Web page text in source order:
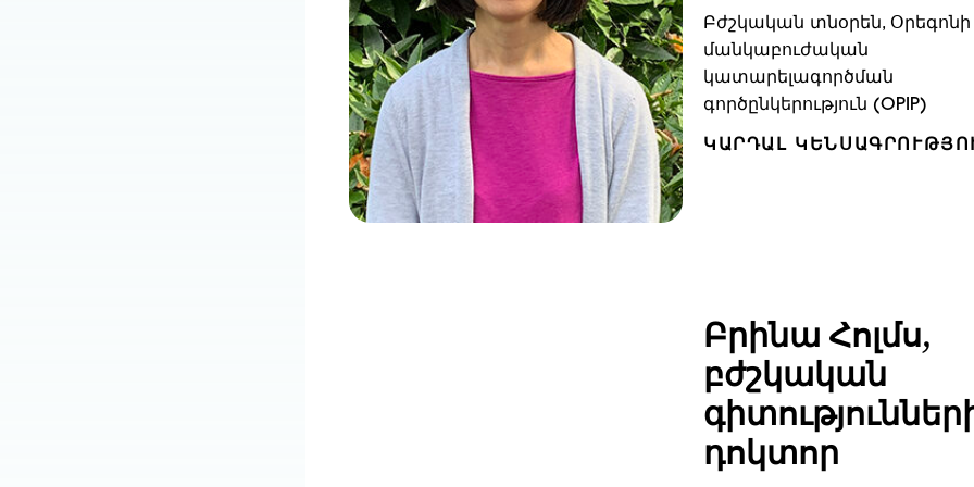
Բժշկական տնօրեն, Օրեգոնի
մանկաբուժական
կատարելագործման
գործընկերություն (OPIP)
ԿԱՐԴԱԼ
Բրինա Հոլմս,
բժշկական
դոկտոր